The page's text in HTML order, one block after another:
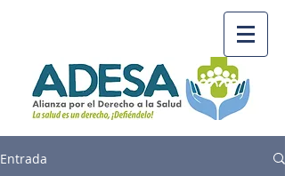
Entrada